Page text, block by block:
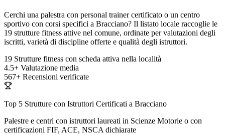
Cerchi una palestra con personal trainer certificato o un centro
sportivo con corsi specifici a Bracciano? Il listato locale raccoglie le
19 strutture fitness attive nel comune, ordinate per valutazioni degli
iscritti, varietà di discipline offerte e qualità degli istruttori.
19 Strutture fitness con scheda attiva nella località
4.5+ Valutazione media
567+ Recensioni verificate
Top 5 Strutture con Istruttori Certificati a Bracciano
Palestre e centri con istruttori laureati in Scienze Motorie o con
certificazioni FIF, ACE, NSCA dichiarate